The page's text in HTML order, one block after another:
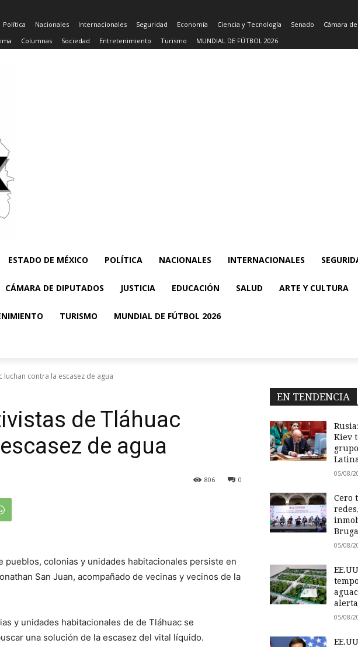
Política Nacionales Internacionales Seguridad Economía Ciencia y Tecnología Senado Cámara
Columnas Sociedad Entretenimiento Turismo MUNDIAL DE FÚTBOL 2026
ESTADO DE MÉXICO POLÍTICA NACIONALES INTERNACIONALES
CÁMARA DE DIPUTADOS JUSTICIA EDUCACIÓN SALUD ARTE Y CULTURA
TURISMO MUNDIAL DE FÚTBOL 2026
contra la escasez de agua
de Tláhuac
de agua
0
806
pueblos, colonias y unidades habitacionales persiste en
San Juan, acompañado de vecinas y vecinos de la
y unidades habitacionales de de Tláhuac se
una solución de la escasez del vital líquido.
EN TENDENCIA
Kiev
05/08/
Cero
05/08/
05/08/